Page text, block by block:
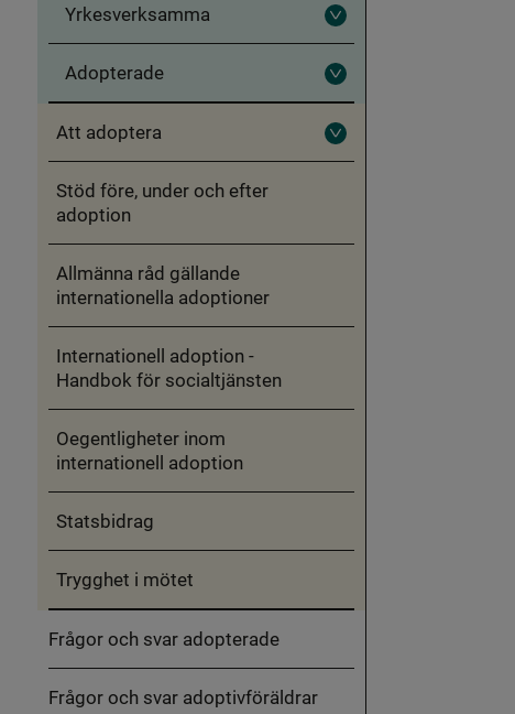
Yrkesverksamma
Fäll
ut
Adopterade
Fäll
ut
Att adoptera
Fäll
ut
Stöd före, under och efter
adoption
Allmänna råd gällande
internationella adoptioner
Internationell adoption -
Handbok för socialtjänsten
Oegentligheter inom
internationell adoption
Statsbidrag
Trygghet i mötet
Frågor och svar adopterade
Frågor och svar adoptivföräldrar